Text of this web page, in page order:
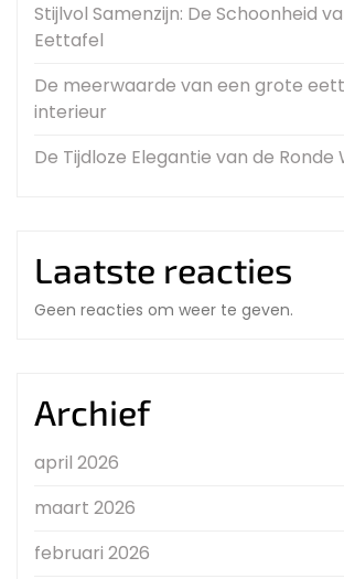
Stijlvol Samenzijn: De Schoonheid
Eettafel
De meerwaarde van een grote
interieur
De Tijdloze Elegantie van de Ronde
Laatste reacties
Geen reacties om weer te geven.
Archief
april 2026
maart 2026
februari 2026